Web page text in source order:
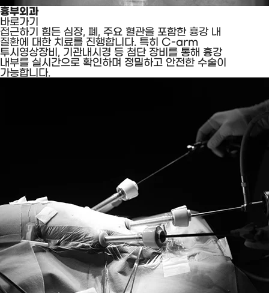
흉부외과
바로가기
접근하기 힘든 심장, 폐, 주요 혈관을 포함한 흉강 내
질환에 대한 치료를 진행합니다. 특히 C-arm
투시영상장비, 기관내시경 등 첨단 장비를 통해 흉강
내부를 실시간으로 확인하며 정밀하고 안전한 수술이
가능합니다.